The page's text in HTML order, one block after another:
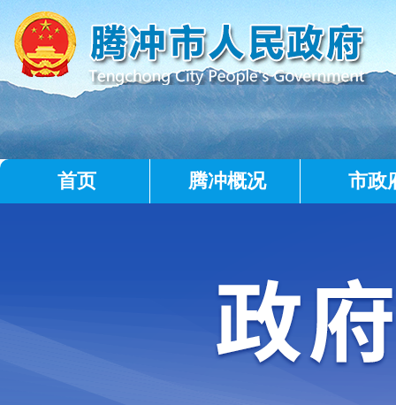
首页 腾冲概况 市政